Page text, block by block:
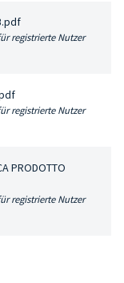
registrierte Nutzer
registrierte Nutzer
PRODOTTO
registrierte Nutzer